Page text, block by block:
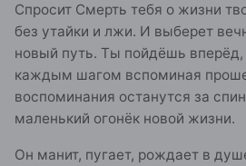
Спросит Смерть тебя о жизни
без утайки и лжи. И выберет
новый путь. Ты пойдёшь вперёд,
каждым шагом вспоминая
воспоминания останутся за
маленький огонёк новой жизни.
Он манит, пугает, рождает в